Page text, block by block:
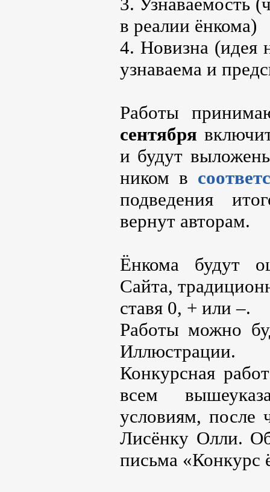
в реалии ёнкома)
4. Новизна (идея
узнаваема и
Работы
сентября
и будут
ником в
подведения
вернут авторам.
Ёнкома будут
Сайта,
ставя 0, + или –.
Работы можно
Иллюстрации.
Конкурсная
всем
условиям, после
Лисёнку Олли.
письма «Конкурс